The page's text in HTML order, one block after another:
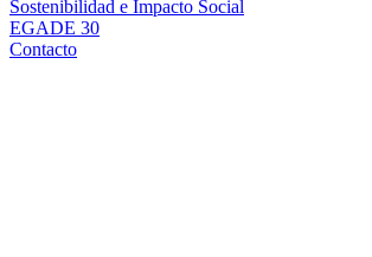
Sostenibilidad e Impacto Social
EGADE 30
Contacto